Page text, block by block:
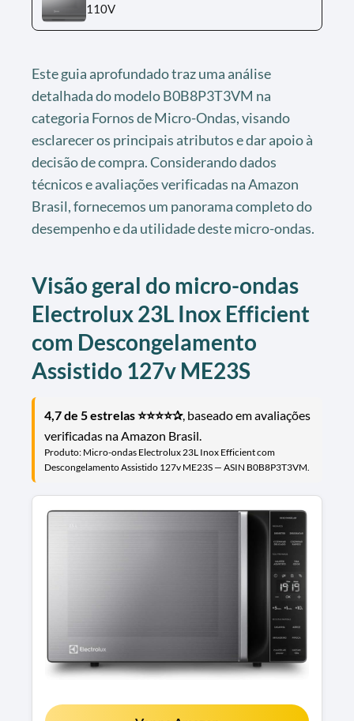
110V
Este guia aprofundado traz uma análise
detalhada do modelo B0B8P3T3VM na
categoria Fornos de Micro-Ondas, visando
esclarecer os principais atributos e dar apoio à
decisão de compra. Considerando dados
técnicos e avaliações verificadas na Amazon
Brasil, fornecemos um panorama completo do
desempenho e da utilidade deste micro-ondas.
Visão geral do micro-ondas
Electrolux 23L Inox Efficient
com Descongelamento
Assistido 127v ME23S
4,7 de 5 estrelas ⭐⭐⭐⭐✰, baseado em avaliações
verificadas na Amazon Brasil.
Produto: Micro-ondas Electrolux 23L Inox Efficient com
Descongelamento Assistido 127v ME23S — ASIN B0B8P3T3VM.